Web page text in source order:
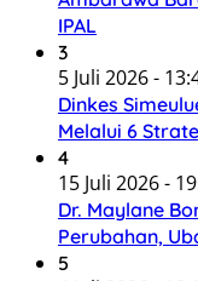
IPAL
3
5 Juli 2026 -
Dinkes
Melalui 6
4
15 Juli 2026 -
Dr. Maylane
Perubahan,
5